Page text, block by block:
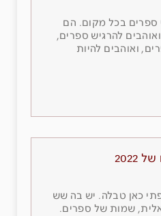
ספרים בכל מקום. הם
להרגיש ספרים,
ואוהבים להיות
כאן טבלה. יש בה שש
שמות של ספרים.